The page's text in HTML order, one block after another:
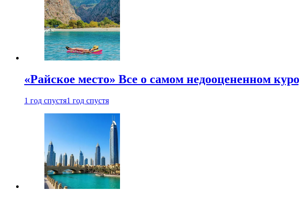
«Райское место» Все о самом недооцененном
1 год спустя1 год спустя